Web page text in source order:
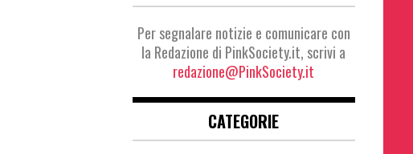
Per segnalare notizie e comunicare con
la Redazione di PinkSociety.it, scrivi a
redazione@PinkSociety.it
CATEGORIE